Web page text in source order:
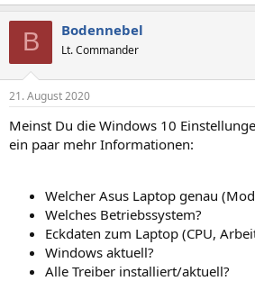
B Bodennebel
Lt. Commander
21. August 2020
Meinst Du die Windows 10
ein paar mehr Informationen:
Welcher Asus Laptop genau
Welches Betriebssystem?
Eckdaten zum Laptop (CPU,
Windows aktuell?
Alle Treiber installiert/aktuell?